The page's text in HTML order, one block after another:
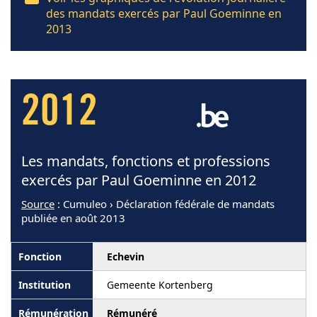
des mandats exercés par Paul Goeminne en
2013
2012
Les mandats, fonctions et professions
exercés par Paul Goeminne en 2012
Source : Cumuleo › Déclaration fédérale de mandats
publiée en août 2013
Echevin
Gemeente Kortenberg
Rémunéré